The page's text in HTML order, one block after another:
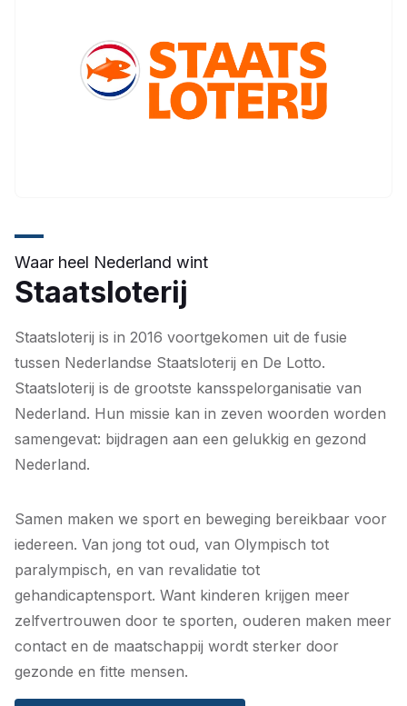
Waar heel Nederland wint
Staatsloterij
Staatsloterij is in 2016 voortgekomen uit de fusie
tussen Nederlandse Staatsloterij en De Lotto.
Staatsloterij is de grootste kansspelorganisatie van
Nederland. Hun missie kan in zeven woorden worden
samengevat: bijdragen aan een gelukkig en gezond
Nederland.
Samen maken we sport en beweging bereikbaar voor
iedereen. Van jong tot oud, van Olympisch tot
paralympisch, en van revalidatie tot
gehandicaptensport. Want kinderen krijgen meer
zelfvertrouwen door te sporten, ouderen maken meer
contact en de maatschappij wordt sterker door
gezonde en fitte mensen.